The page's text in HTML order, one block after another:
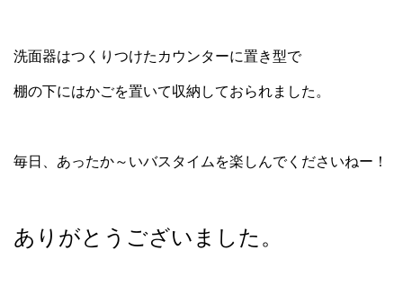
洗面器はつくりつけたカウンターに置き型で
棚の下にはかごを置いて収納しておられました。
毎日、あったか～いバスタイムを楽しんでくださいねー！
ありがとうございました。